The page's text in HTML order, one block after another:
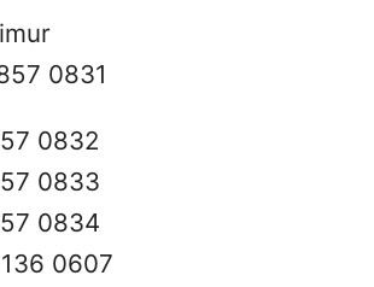
0831
0832
0833
0834
0607